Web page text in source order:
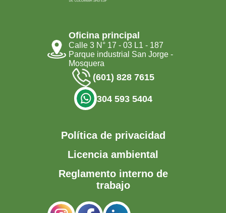
Oficina principal
Calle 3 N° 17 - 03 L1 - 187
Parque industrial San Jorge -
Mosquera
(601) 828 7615
304 593 5404
Política de privacidad
Licencia ambiental
Reglamento interno de
trabajo